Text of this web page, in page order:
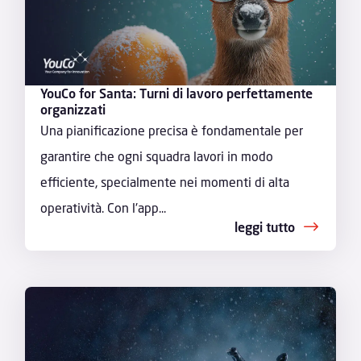
YouCo for Santa: Turni di lavoro perfettamente
organizzati
Una pianificazione precisa è fondamentale per
garantire che ogni squadra lavori in modo
efficiente, specialmente nei momenti di alta
operatività. Con l'app...
leggi tutto